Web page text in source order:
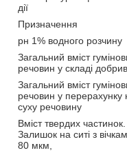
дії
Призначення
рн 1% водного розчину
Загальний вміст
речовин у складі
Загальний вміст
речовин у перерахунку
суху речовину
Вміст твердих частинок.
Залишок на ситі з
80 мкм,